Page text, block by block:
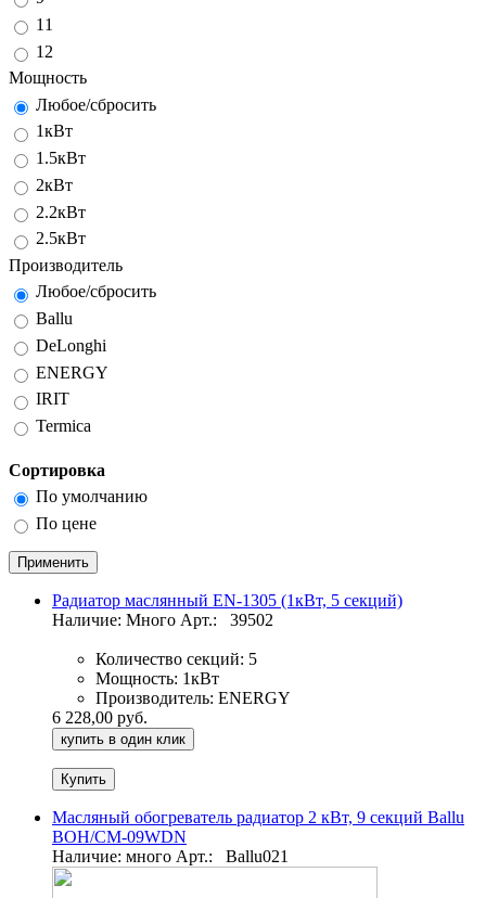
11
12
Мощность
Любое/сбросить
1кВт
1.5кВт
2кВт
2.2кВт
2.5кВт
Производитель
Любое/сбросить
Ballu
DeLonghi
ENERGY
IRIT
Termica
Сортировка
По умолчанию
По цене
Радиатор маслянный EN-1305 (1кВт, 5 секций)
Наличие: Много Арт.: 39502
Количество секций: 5
Мощность: 1кВт
Производитель: ENERGY
6 228,00 руб.
купить в один клик
Масляный обогреватель радиатор 2 кВт, 9 секций Ballu
BOH/CM-09WDN
Наличие: много Арт.: Ballu021